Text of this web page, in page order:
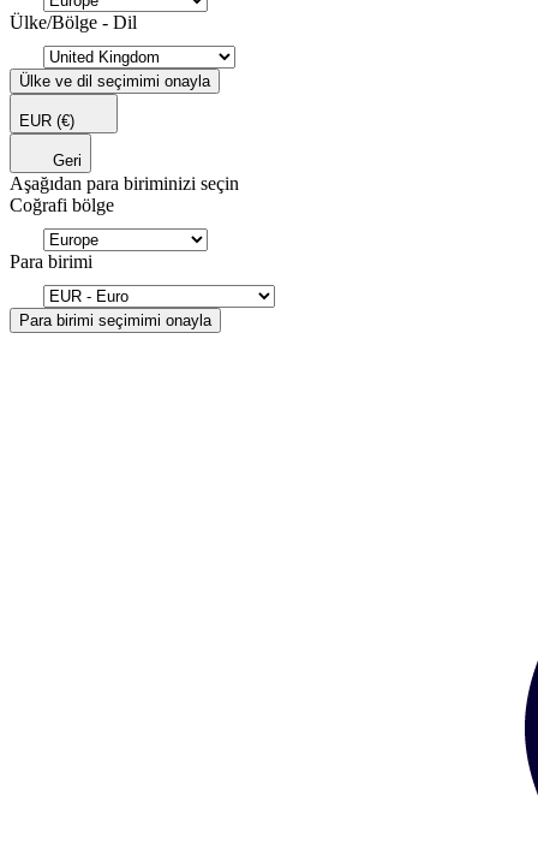
Ülke/Bölge - Dil
Ülke ve dil seçimimi onayla
EUR (€)
Geri
Aşağıdan para biriminizi seçin
Coğrafi bölge
Para birimi
Para birimi seçimimi onayla